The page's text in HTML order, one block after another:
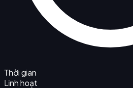
Thời gian
Linh hoạt